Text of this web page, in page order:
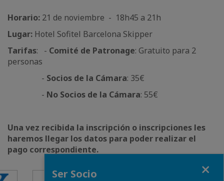
Horario: 21 de noviembre - 18h45 a 21h
Lugar: Hotel Sofitel Barcelona Skipper
Tarifas: - Comité de Patronage: Gratuito para 2
personas
- Socios de la Cámara: 35€
- No Socios de la Cámara: 55€
Una vez recibida la inscripción o inscripciones les
haremos llegar los datos para poder realizar el
pago correspondiente.
Ser Socio